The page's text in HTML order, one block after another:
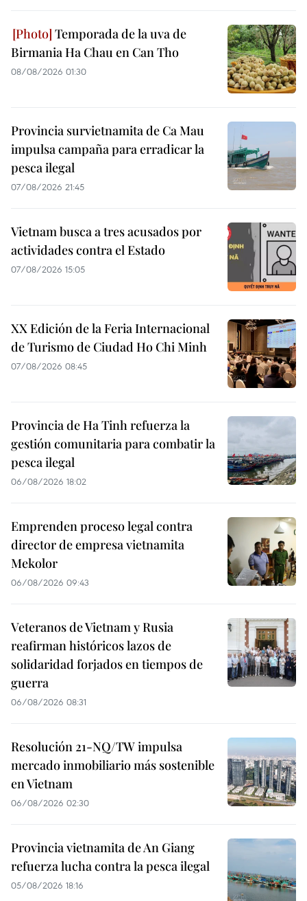
Temporada de la uva de
Birmania Ha Chau en Can Tho
08/08/2026 01:30
Provincia survietnamita de Ca Mau
impulsa campaña para erradicar la
pesca ilegal
07/08/2026 21:45
Vietnam busca a tres acusados por
actividades contra el Estado
07/08/2026 15:05
XX Edición de la Feria Internacional
de Turismo de Ciudad Ho Chi Minh
07/08/2026 08:45
Provincia de Ha Tinh refuerza la
gestión comunitaria para combatir la
pesca ilegal
06/08/2026 18:02
Emprenden proceso legal contra
director de empresa vietnamita
Mekolor
06/08/2026 09:43
Veteranos de Vietnam y Rusia
reafirman históricos lazos de
solidaridad forjados en tiempos de
guerra
06/08/2026 08:31
Resolución 21-NQ/TW impulsa
mercado inmobiliario más sostenible
en Vietnam
06/08/2026 02:30
Provincia vietnamita de An Giang
refuerza lucha contra la pesca ilegal
05/08/2026 18:16